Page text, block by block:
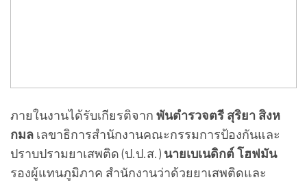
ภายในงานได้รับเกียรติจาก พันตำรวจตรี สุริยา สิงห
กมล เลขาธิการสำนักงานคณะกรรมการป้องกันและ
ปราบปรามยาเสพติด (ป.ป.ส.) นายเบเนดิกต์ โฮฟมัน
รองผู้แทนภูมิภาค สำนักงานว่าด้วยยาเสพติดและ